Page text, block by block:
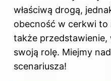
właściwą drogą,
obecność w cerkwi
także
swoją rolę. Miejmy
scenariusza!